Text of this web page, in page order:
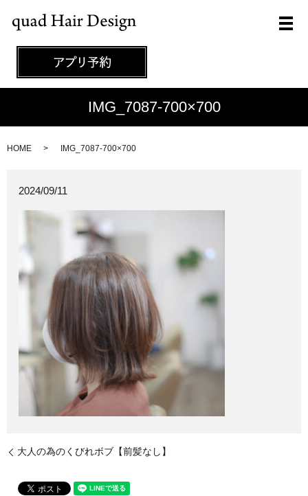
メ
IMG_7087-700×700
HOME IMG_7087-700×700
2024/09/11
大人の為のくびれボブ【前髪なし】